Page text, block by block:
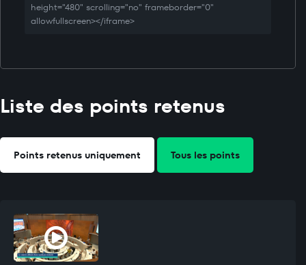
height="480" scrolling="no" frameborder="0"
allowfullscreen></iframe>
Liste des points retenus
Points retenus uniquement Tous les points